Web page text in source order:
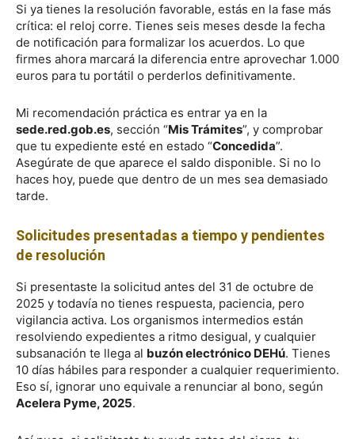
Si ya tienes la resolución favorable, estás en la fase más
crítica: el reloj corre. Tienes seis meses desde la fecha
de notificación para formalizar los acuerdos. Lo que
firmes ahora marcará la diferencia entre aprovechar 1.000
euros para tu portátil o perderlos definitivamente.
Mi recomendación práctica es entrar ya en la
sede.red.gob.es, sección “Mis Trámites”, y comprobar
que tu expediente esté en estado “Concedida”.
Asegúrate de que aparece el saldo disponible. Si no lo
haces hoy, puede que dentro de un mes sea demasiado
tarde.
Solicitudes presentadas a tiempo y pendientes
de resolución
Si presentaste la solicitud antes del 31 de octubre de
2025 y todavía no tienes respuesta, paciencia, pero
vigilancia activa. Los organismos intermedios están
resolviendo expedientes a ritmo desigual, y cualquier
subsanación te llega al buzón electrónico DEHú. Tienes
10 días hábiles para responder a cualquier requerimiento.
Eso sí, ignorar uno equivale a renunciar al bono, según
Acelera Pyme, 2025.